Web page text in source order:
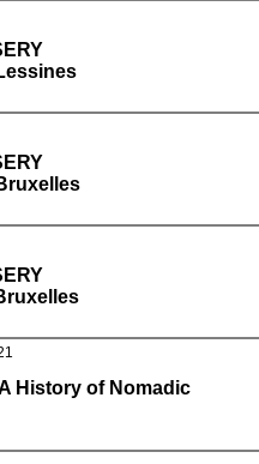
History of Nomadic